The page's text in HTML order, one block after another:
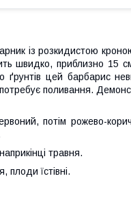
із розкидистою
швидко, приблизно 15
цей барбарис
поливання.
потім рожево-
травня.
плоди їстівні.